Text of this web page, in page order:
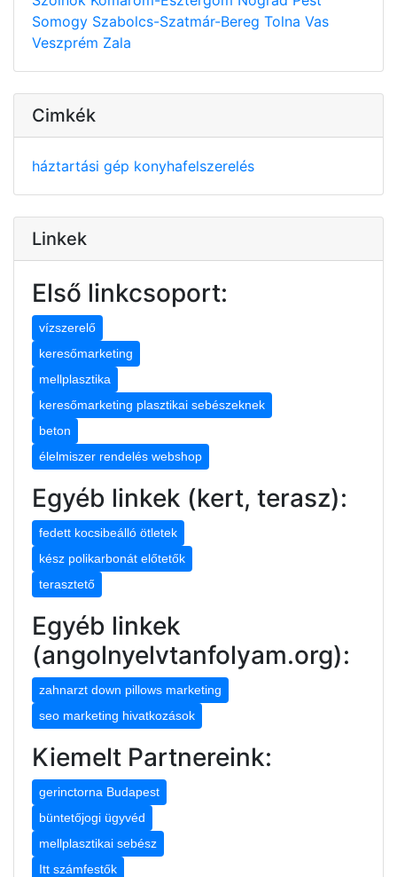
Somogy Szabolcs-Szatmár-Bereg Tolna Vas
Veszprém Zala
Cimkék
háztartási gép konyhafelszerelés
Linkek
Első linkcsoport:
vízszerelő
keresőmarketing
mellplasztika
keresőmarketing plasztikai sebészeknek
beton
élelmiszer rendelés webshop
Egyéb linkek (kert, terasz):
fedett kocsibeálló ötletek
kész polikarbonát előtetők
terasztető
Egyéb linkek
(angolnyelvtanfolyam.org):
zahnarzt down pillows marketing
seo marketing hivatkozások
Kiemelt Partnereink:
gerinctorna Budapest
büntetőjogi ügyvéd
mellplasztikai sebész
Itt számfestők